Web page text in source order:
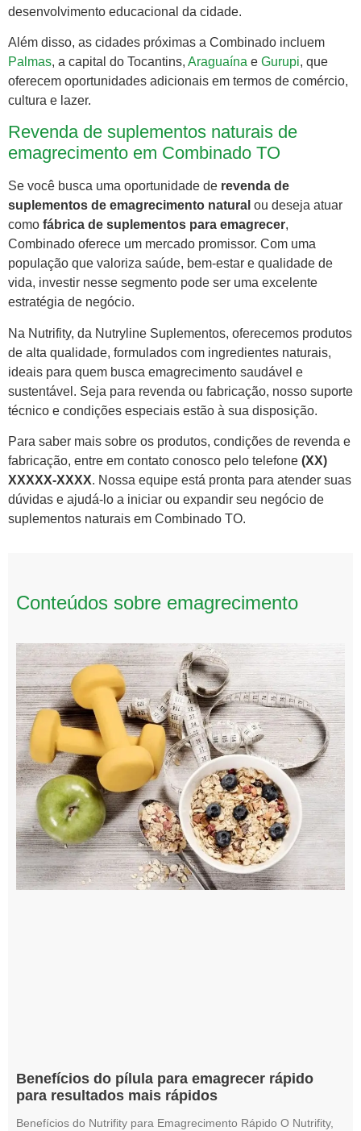
desenvolvimento educacional da cidade.
Além disso, as cidades próximas a Combinado incluem
Palmas, a capital do Tocantins, Araguaína e Gurupi, que
oferecem oportunidades adicionais em termos de comércio,
cultura e lazer.
Revenda de suplementos naturais de
emagrecimento em Combinado TO
Se você busca uma oportunidade de revenda de
suplementos de emagrecimento natural ou deseja atuar
como fábrica de suplementos para emagrecer,
Combinado oferece um mercado promissor. Com uma
população que valoriza saúde, bem-estar e qualidade de
vida, investir nesse segmento pode ser uma excelente
estratégia de negócio.
Na Nutrifity, da Nutryline Suplementos, oferecemos produtos
de alta qualidade, formulados com ingredientes naturais,
ideais para quem busca emagrecimento saudável e
sustentável. Seja para revenda ou fabricação, nosso suporte
técnico e condições especiais estão à sua disposição.
Para saber mais sobre os produtos, condições de revenda e
fabricação, entre em contato conosco pelo telefone (XX)
XXXXX-XXXX. Nossa equipe está pronta para atender suas
dúvidas e ajudá-lo a iniciar ou expandir seu negócio de
suplementos naturais em Combinado TO.
Conteúdos sobre emagrecimento
Benefícios do pílula para emagrecer rápido
para resultados mais rápidos
Benefícios do Nutrifity para Emagrecimento Rápido O Nutrifity,